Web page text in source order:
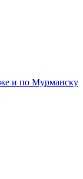
и по Мурманску